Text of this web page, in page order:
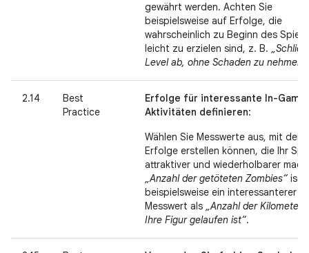
gewährt werden. Achten Sie
beispielsweise auf Erfolge, die
wahrscheinlich zu Beginn des Spiels
leicht zu erzielen sind, z. B.
Level ab, ohne Schaden zu nehmen“
2.14
Best
Practice
Erfolge für interessante In-
Aktivitäten definieren:
Wählen Sie Messwerte aus, mit
Erfolge erstellen können, die Ihr
attraktiver und wiederholbarer
„Anzahl der getöteten Zombies“ ist
beispielsweise ein interessanterer
Messwert als „Anzahl der Kilometer,
Ihre Figur gelaufen ist“.